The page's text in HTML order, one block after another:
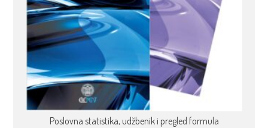
Poslovna statistika, udžbenik i pregled formula